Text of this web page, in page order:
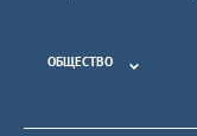
ОБЩЕСТВО